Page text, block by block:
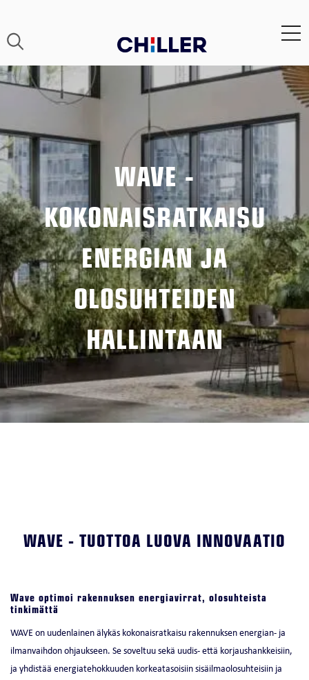
WAVE -
KOKONAISRATKAISU
ENERGIAN JA
OLOSUHTEIDEN
HALLINTAAN
WAVE - TUOTTOA LUOVA INNOVAATIO
Wave optimoi rakennuksen energiavirrat, olosuhteista
tinkimättä
WAVE on uudenlainen älykäs kokonaisratkaisu rakennuksen energian- ja
ilmanvaihdon ohjaukseen. Se soveltuu sekä uudis- että korjaushankkeisiin,
ja yhdistää energiatehokkuuden korkeatasoisiin sisäilmaolosuhteisiin ja